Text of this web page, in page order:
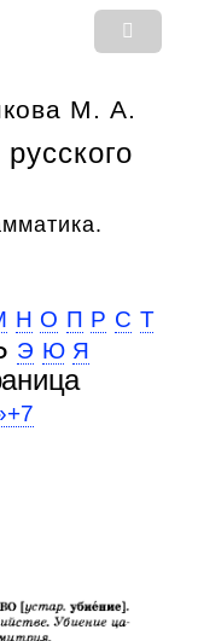
М. А.
Н О П Р С Т
Э Ю Я